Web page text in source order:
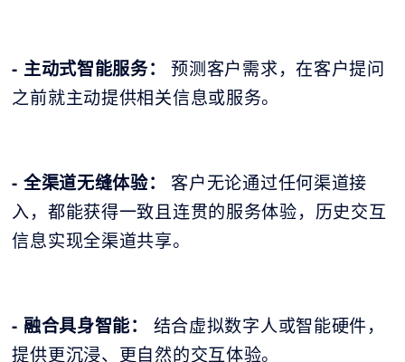
- 主动式智能服务：
预测客户需求，在客户提问
之前就主动提供相关信息或服务。
- 全渠道无缝体验：
客户无论通过任何渠道接
入，都能获得一致且连贯的服务体验，历史交互
信息实现全渠道共享。
- 融合具身智能：
结合虚拟数字人或智能硬件，
提供更沉浸、更自然的交互体验。